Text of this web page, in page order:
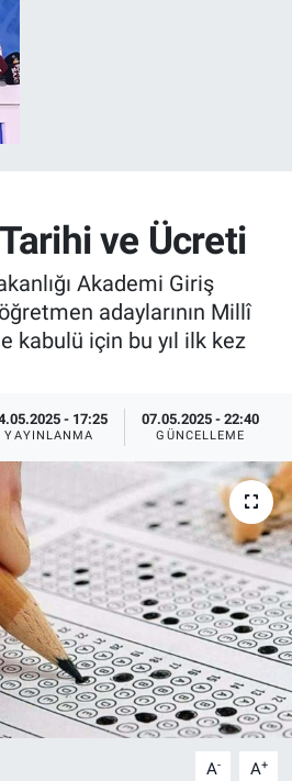
ve Ücreti
Akademi Giriş
adaylarının Millî
kabulü için bu yıl ilk kez
- 17:25
YAYINLANMA
07.05.2025 - 22:40
GÜNCELLEME
A- A+